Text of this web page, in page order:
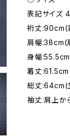
表記サイズ
裄丈:90cm(
肩幅:38cm(
身幅
着丈
総丈:64cm(
袖丈:肩上か